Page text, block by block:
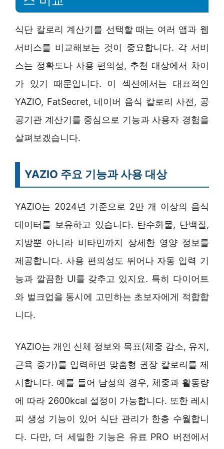
식단 칼로리 계산기를 선택할 때는 여러 앱과 웹
서비스를 비교해보는 것이 중요합니다. 각 서비
스는 정확도나 사용 편의성, 추천 대상에서 차이
가 있기 때문입니다. 이 섹션에서는 대표적인
YAZIO, FatSecret, 네이버 음식 칼로리 사전, 공
공기관 계산기를 중심으로 기능과 사용자 경험을
살펴보겠습니다.
YAZIO 주요 기능과 사용 대상
YAZIO는 2024년 기준으로 2만 개 이상의 음식
데이터를 보유하고 있습니다. 탄수화물, 단백질,
지방뿐 아니라 비타민까지 상세한 영양 정보를
제공합니다. 사용 편의성도 뛰어나 자동 입력 기
능과 깔끔한 UI를 갖추고 있지요. 특히 다이어트
와 벌크업을 동시에 고민하는 초보자에게 적합합
니다.
YAZIO는 개인 신체 정보와 목표(체중 감소, 유지,
근육 증가)를 입력하면 맞춤형 권장 칼로리를 제
시합니다. 예를 들어 남성의 경우, 체중과 활동량
에 따라 2600kcal 설정이 가능합니다. 또한 레시
피 생성 기능이 있어 식단 관리가 한층 수월합니
다. 다만, 더 세밀한 기능은 유료 PRO 버전에서